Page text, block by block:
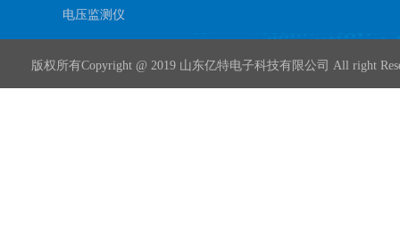
电压监测仪
版权所有Copyright @ 2019 山东亿特电子科技有限公司 All right